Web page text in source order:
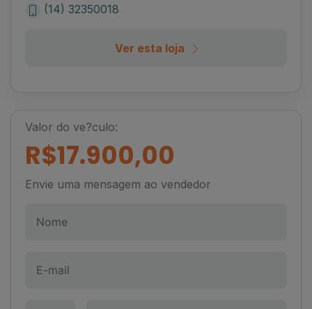
(14) 32350018
Ver esta loja
Valor do ve?culo:
R$17.900,00
Envie uma mensagem ao vendedor